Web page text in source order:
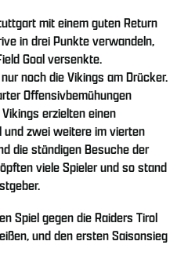
mit einem guten Return
in drei Punkte verwandeln,
Goal versenkte.
noch die Vikings am Drücker.
Offensivbemühungen
erzielten einen
und zwei weitere im vierten
die ständigen Besuche der
viele Spieler und so stand
Spiel gegen die Raiders Tirol
und den ersten Saisonsieg